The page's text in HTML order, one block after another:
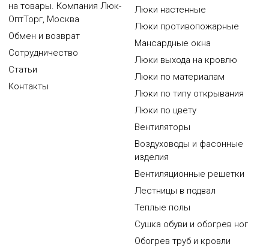
на товары. Компания Люк-
ОптТорг, Москва
Обмен и возврат
Сотрудничество
Статьи
Контакты
Люки настенные
Люки противопожарные
Мансардные окна
Люки выхода на кровлю
Люки по материалам
Люки по типу открывания
Люки по цвету
Вентиляторы
Воздуховоды и фасонные
изделия
Вентиляционные решетки
Лестницы в подвал
Теплые полы
Сушка обуви и обогрев ног
Обогрев труб и кровли